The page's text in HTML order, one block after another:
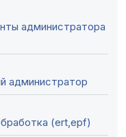
администратора
администратор
(ert,epf)